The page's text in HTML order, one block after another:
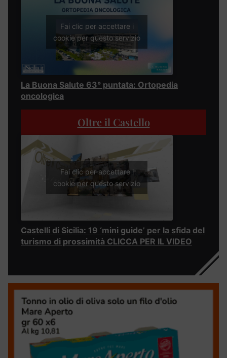
Fai clic per accettare i
cookie per questo servizio
La Buona Salute 63° puntata: Ortopedia
oncologica
Oltre il Castello
Fai clic per accettare i
cookie per questo servizio
Castelli di Sicilia: 19 ‘mini guide’ per la sfida del
turismo di prossimità CLICCA PER IL VIDEO